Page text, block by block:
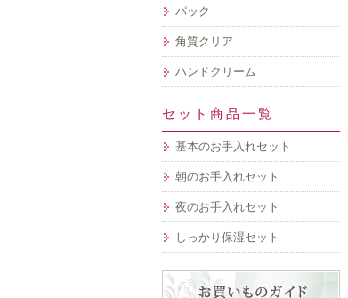
パック
角質クリア
ハンドクリーム
セット商品一覧
基本のお手入れセット
朝のお手入れセット
夜のお手入れセット
しっかり保湿セット